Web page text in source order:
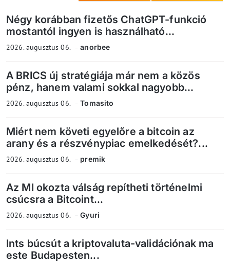
Négy korábban fizetős ChatGPT-funkció
mostantól ingyen is használható...
2026. augusztus 06. anorbee
A BRICS új stratégiája már nem a közös
pénz, hanem valami sokkal nagyobb...
2026. augusztus 06. Tomasito
Miért nem követi egyelőre a bitcoin az
arany és a részvénypiac emelkedését?...
2026. augusztus 06. premik
Az MI okozta válság repítheti történelmi
csúcsra a Bitcoint...
2026. augusztus 06. Gyuri
Ints búcsút a kriptovaluta-validációnak ma
este Budapesten...